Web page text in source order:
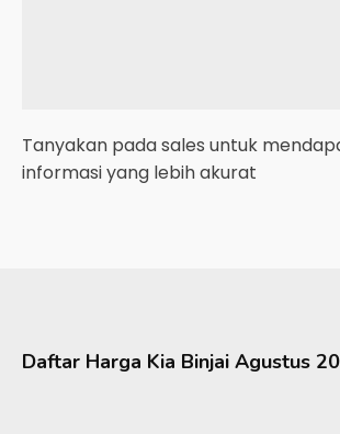
Tanyakan pada sales untuk
informasi yang lebih akurat
Daftar Harga Kia Binjai Agustus